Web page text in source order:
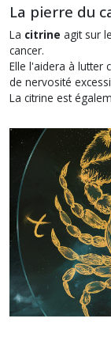
La pierre du
La citrine agit sur
cancer.
Elle l'aidera à lutter
de nervosité
La citrine est